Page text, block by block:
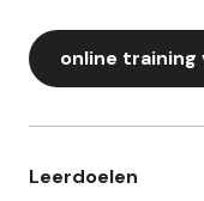
online training
Leerdoelen